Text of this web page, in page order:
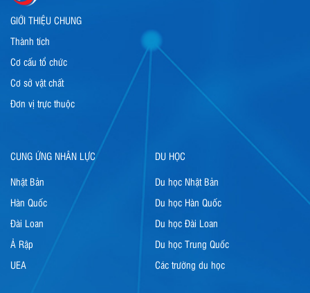
GIỚI THIỆU CHUNG
Thành tích
Cơ cấu tổ chức
Cơ sở vật chất
Đơn vị trực thuộc
CUNG ỨNG NHÂN LỰC
Nhật Bản
Hàn Quốc
Đài Loan
Ả Rập
UEA
DU HỌC
Du học Nhật Bản
Du học Hàn Quốc
Du học Đài Loan
Du học Trung Quốc
Các trường du học